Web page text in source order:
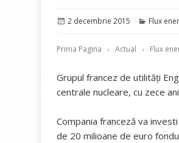
Publicat
2 decembrie 2015 Categorii
Flux
Prima Pagina Actual Flux
Grupul francez de utilităţi
centrale nucleare, cu zece
Compania franceză va
de 20 milioane de euro